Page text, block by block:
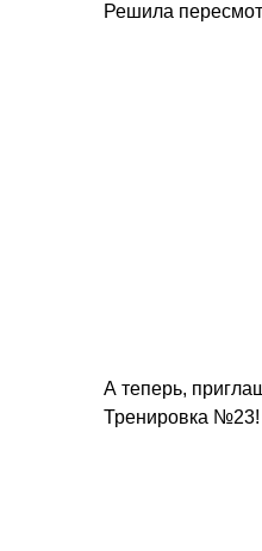
Решила
А теперь,
Тренировка №23!